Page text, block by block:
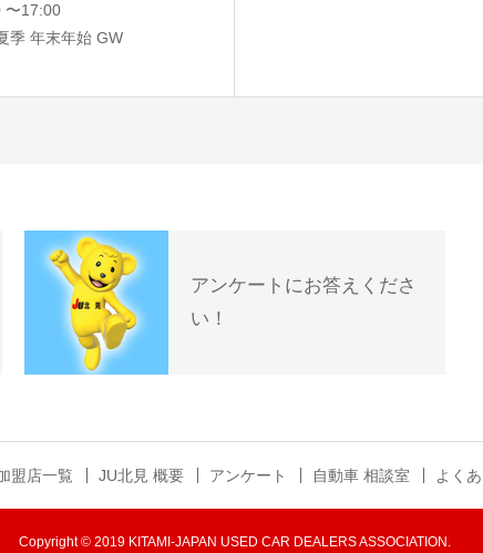
〜17:00
季 年末年始 GW
アンケートにお答えくださ
い！
盟店一覧 JU北見 概要 アンケート 自動車 相談室 よく
Copyright © 2019 KITAMI-JAPAN USED CAR DEALERS ASSOCIATION.